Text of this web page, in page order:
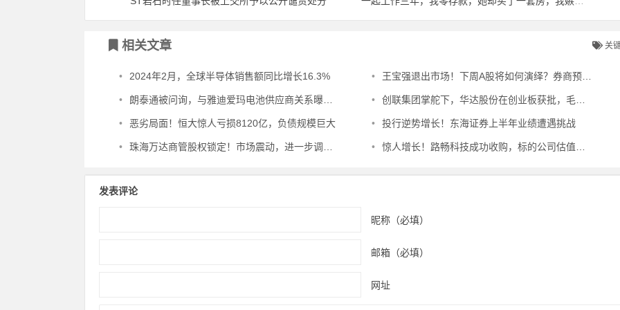
相关文章 关
• 2024年2月，全球半导体销售额同比增长16.3% • 王宝强退出市场！下周A股将如何演绎？券商预言！
• 朗泰通被问询，与雅迪爱玛电池供应商关系曝光，持续下滑利率 • 创联集团掌舵下，华达股份在创业板获批，毛利率稳中有增
• 恶劣局面！恒大惊人亏损8120亿，负债规模巨大 • 投行逆势增长！东海证券上半年业绩遭遇挑战
• 珠海万达商管股权锁定！市场震动，进一步调查展开 • 惊人增长！路畅科技成功收购，标的公司估值短时间内飙升13倍
发表评论
昵称（必填）
邮箱（必填）
网址